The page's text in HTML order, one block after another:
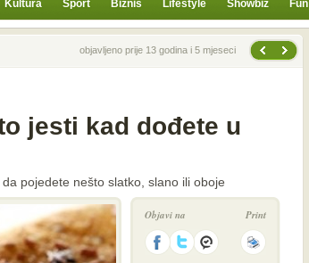
Kultura Sport Biznis Lifestyle Showbiz Fun
Prethodna vijestobjavljeno prije 13 godina i 5 mjeseci
jesti kad dođete u
pojedete nešto slatko, slano ili oboje
Objavi na Print